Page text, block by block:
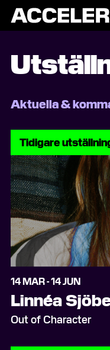
Aktuella &
Tidigare
14 MAR - 14 JUN
Linnéa
Out of Character